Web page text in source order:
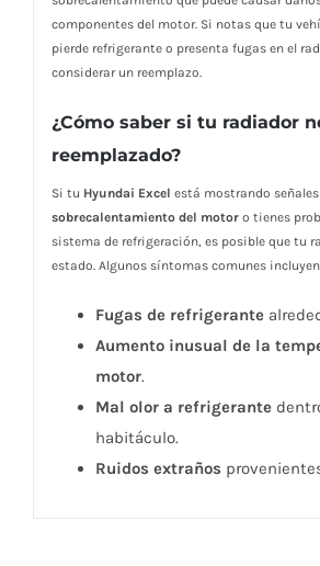
componentes del motor. Si notas que tu
pierde refrigerante o presenta fugas en el
considerar un reemplazo.
¿Cómo saber si tu radiador
reemplazado?
Si tu Hyundai Excel está mostrando señales
sobrecalentamiento del motoro tienes
sistema de refrigeración, es posible que tu
estado. Algunos síntomas comunes
Fugas de refrigerante
Aumento inusual de la
motor.
Mal olor a refrigerante
habitáculo.
Ruidos extraños